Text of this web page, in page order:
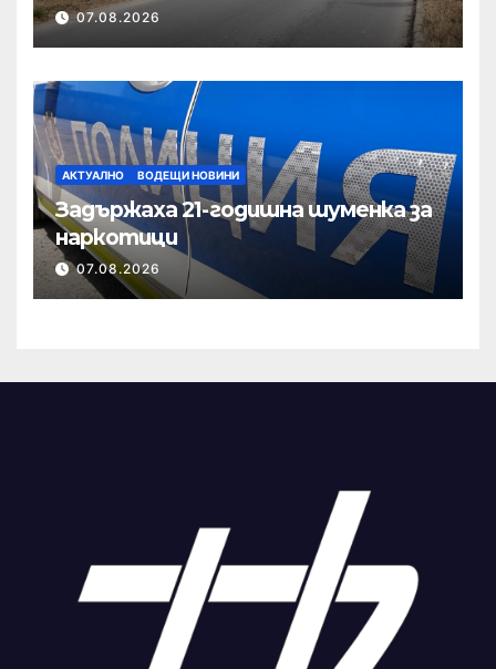
07.08.2026
АКТУАЛНО ВОДЕЩИ НОВИНИ
Задържаха 21-годишна шуменка за
наркотици
07.08.2026